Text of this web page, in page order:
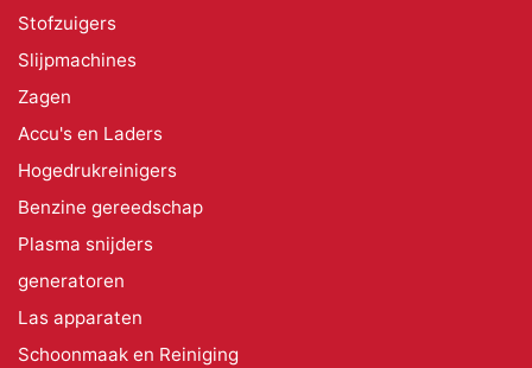
Stofzuigers
Slijpmachines
Zagen
Accu's en Laders
Hogedrukreinigers
Benzine gereedschap
Plasma snijders
generatoren
Las apparaten
Schoonmaak en Reiniging